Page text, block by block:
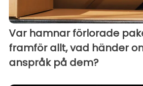
Var hamnar förlorade
framför allt, vad händer
anspråk på dem?